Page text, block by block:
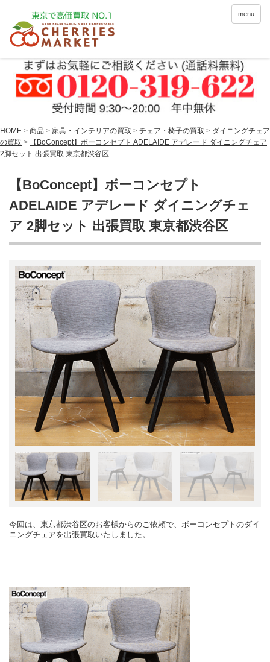
menu
HOME > 商品 > 家具・インテリアの買取 > チェア・椅子の買取 > ダイニングチェア
の買取 >
【BoConcept】ボーコンセプト ADELAIDE アデレード ダイニングチェア
2脚セット 出張買取 東京都渋谷区
【BoConcept】ボーコンセプト
ADELAIDE アデレード ダイニングチェ
ア 2脚セット 出張買取 東京都渋谷区
今回は、東京都渋谷区のお客様からのご依頼で、ボーコンセプトのダイ
ニングチェアを出張買取いたしました。